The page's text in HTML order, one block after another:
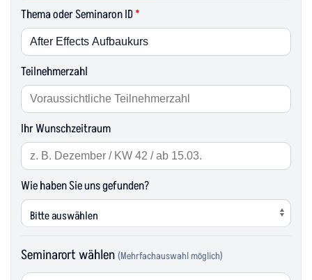
Thema oder Seminaron ID*
Teilnehmerzahl
Ihr Wunschzeitraum
Wie haben Sie uns gefunden?
Seminarort wählen (Mehrfachauswahl möglich)